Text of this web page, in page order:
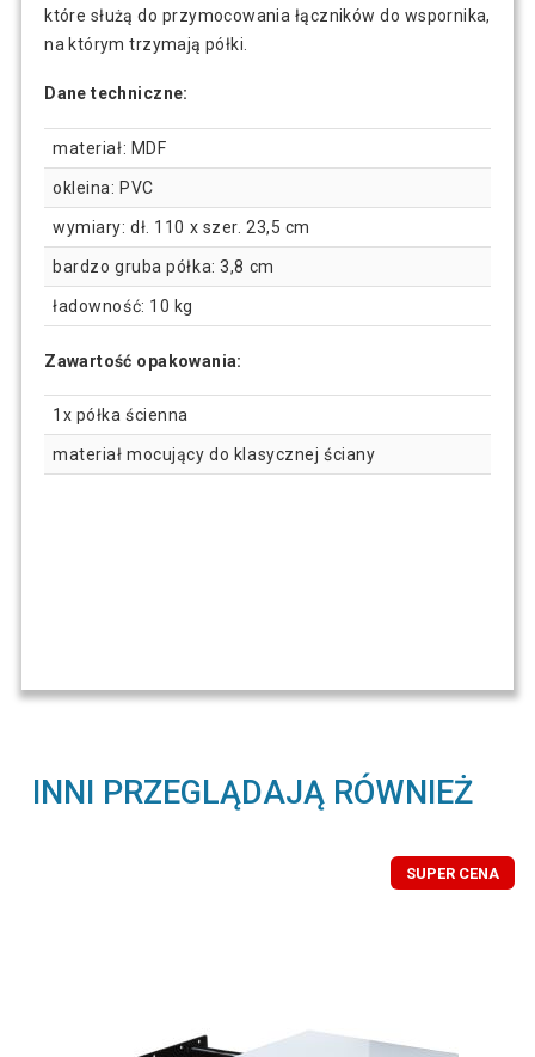
które służą do przymocowania łączników do wspornika,
na którym trzymają półki.
Dane techniczne:
materiał: MDF
okleina: PVC
wymiary: dł. 110 x szer. 23,5 cm
bardzo gruba półka: 3,8 cm
ładowność: 10 kg
Zawartość opakowania:
1x półka ścienna
materiał mocujący do klasycznej ściany
INNI PRZEGLĄDAJĄ RÓWNIEŻ
SUPER CENA